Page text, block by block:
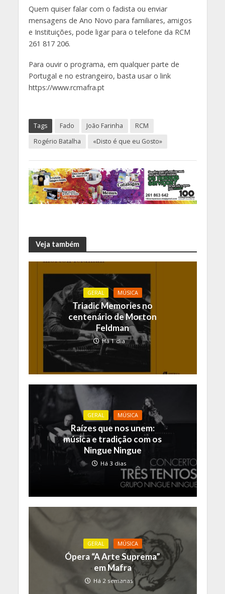
Quem quiser falar com o fadista ou enviar
mensagens de Ano Novo para familiares, amigos
e Instituições, pode ligar para o telefone da RCM
261 817 206.
Para ouvir o programa, em qualquer parte de
Portugal e no estrangeiro, basta usar o link
https://www.rcmafra.pt
Tags Fado João Farinha
RCM
Rogério Batalha
«Disto é que eu Gosto»
Veja também
GERAL MÚSICA
Triadic Memories no
centenário de Morton
Feldman
Há 1 dia
GERAL MÚSICA
Raízes que nos unem:
música e tradição com os
Ningue Ningue
Há 3 dias
GERAL MÚSICA
Ópera “A Arte Suprema”
em Mafra
Há 2 semanas